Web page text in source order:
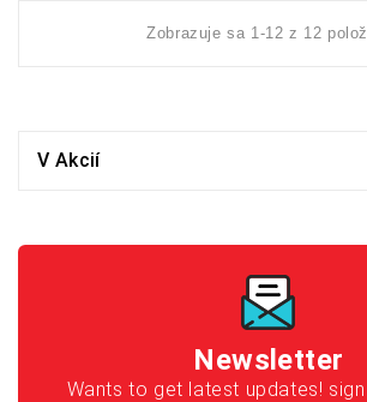
Zobrazuje sa 1-12 z 12
V Akcií
Newsletter
Wants to get latest updates!